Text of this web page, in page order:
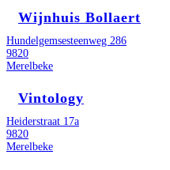
Wijnhuis Bollaert
Hundelgemsesteenweg 286
9820
Merelbeke
Vintology
Heiderstraat 17a
9820
Merelbeke